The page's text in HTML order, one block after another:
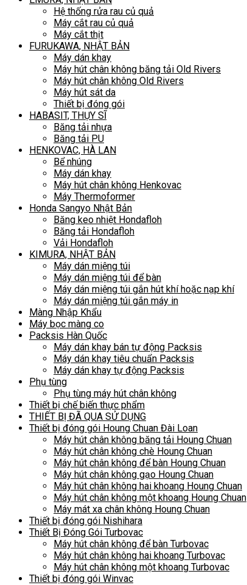
Hệ thống rửa rau củ quả
Máy cắt rau củ quả
Máy cắt thịt
FURUKAWA, NHẬT BẢN
Máy dán khay
Máy hút chân không băng tải Old Rivers
Máy hút chân không Old Rivers
Máy hút sát da
Thiết bị đóng gói
HABASIT, THỤY SĨ
Băng tải nhựa
Băng tải PU
HENKOVAC, HÀ LAN
Bể nhúng
Máy dán khay
Máy hút chân không Henkovac
Máy Thermoformer
Honda Sangyo Nhật Bản
Băng keo nhiệt Hondafloh
Băng tải Hondafloh
Vải Hondafloh
KIMURA, NHẬT BẢN
Máy dán miệng túi
Máy dán miệng túi để bàn
Máy dán miệng túi gắn hút khí hoặc nạp khí
Máy dán miệng túi gắn máy in
Màng Nhập Khẩu
Máy bọc màng co
Packsis Hàn Quốc
Máy dán khay bán tự động Packsis
Máy dán khay tiêu chuẩn Packsis
Máy dán khay tự động Packsis
Phụ tùng
Phụ tùng máy hút chân không
Thiết bị chế biến thực phẩm
THIẾT BỊ ĐÃ QUA SỬ DỤNG
Thiết bị đóng gói Houng Chuan Đài Loan
Máy hút chân không băng tải Houng Chuan
Máy hút chân không chè Houng Chuan
Máy hút chân không để bàn Houng Chuan
Máy hút chân không gạo Houng Chuan
Máy hút chân không hai khoang Houng Chuan
Máy hút chân không một khoang Houng Chuan
Máy mát xa chân không Houng Chuan
Thiết bị đóng gói Nishihara
Thiết Bị Đóng Gói Turbovac
Máy hút chân không để bàn Turbovac
Máy hút chân không hai khoang Turbovac
Máy hút chân không một khoang Turbovac
Thiết bị đóng gói Winvac